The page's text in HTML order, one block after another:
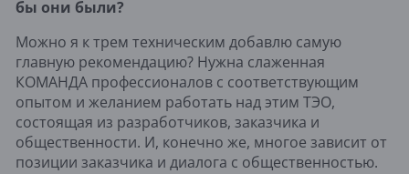
бы они были?
Можно я к трем техническим добавлю самую
главную рекомендацию? Нужна слаженная
КОМАНДА профессионалов с соответствующим
опытом и желанием работать над этим ТЭО,
состоящая из разработчиков, заказчика и
общественности. И, конечно же, многое зависит от
позиции заказчика и диалога с общественностью.